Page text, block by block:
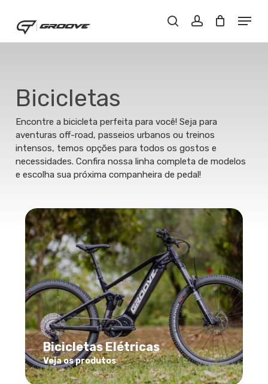
main
content
Buscar..account
Menu
Bicicletas
Encontre a bicicleta perfeita para você! Seja para
aventuras off-road, passeios urbanos ou treinos
intensos, temos opções para todos os gostos e
necessidades. Confira nossa linha completa de modelos
e escolha sua próxima companheira de pedal!
Bicicletas Elétricas
Veja os produtos
Close